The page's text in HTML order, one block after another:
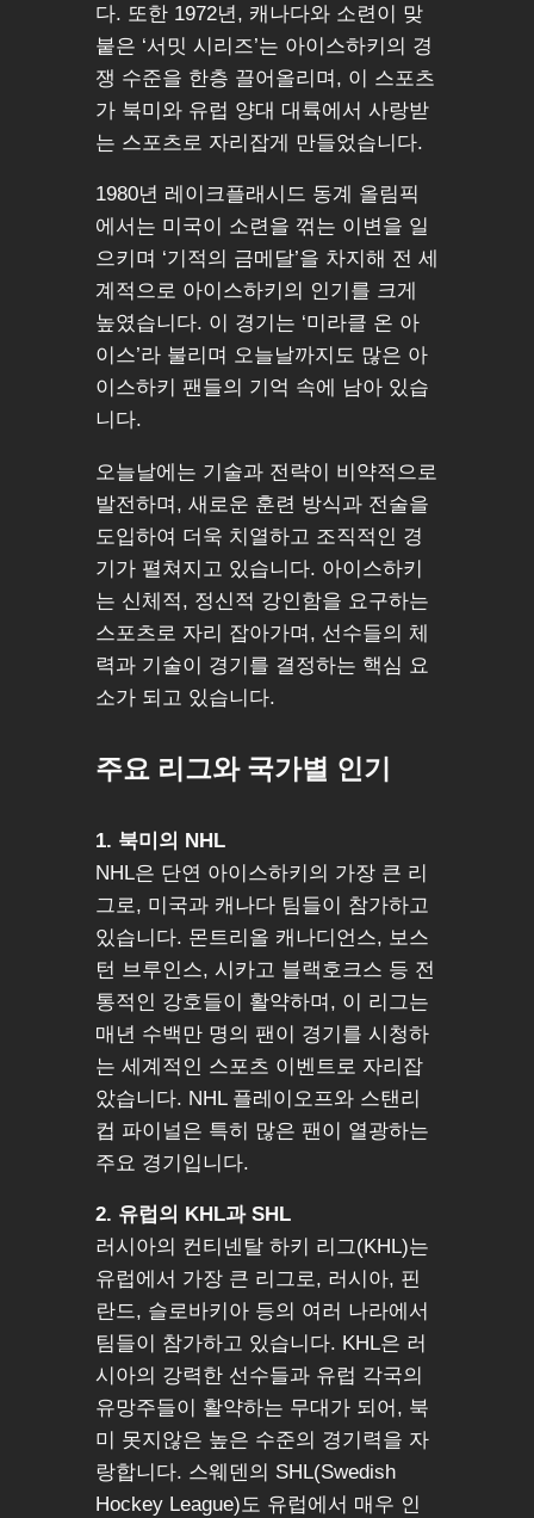
다. 또한 1972년, 캐나다와 소련이 맞
붙은 ‘서밋 시리즈’는 아이스하키의 경
쟁 수준을 한층 끌어올리며, 이 스포츠
가 북미와 유럽 양대 대륙에서 사랑받
는 스포츠로 자리잡게 만들었습니다.
1980년 레이크플래시드 동계 올림픽
에서는 미국이 소련을 꺾는 이변을 일
으키며 ‘기적의 금메달’을 차지해 전 세
계적으로 아이스하키의 인기를 크게
높였습니다. 이 경기는 ‘미라클 온 아
이스’라 불리며 오늘날까지도 많은 아
이스하키 팬들의 기억 속에 남아 있습
니다.
오늘날에는 기술과 전략이 비약적으로
발전하며, 새로운 훈련 방식과 전술을
도입하여 더욱 치열하고 조직적인 경
기가 펼쳐지고 있습니다. 아이스하키
는 신체적, 정신적 강인함을 요구하는
스포츠로 자리 잡아가며, 선수들의 체
력과 기술이 경기를 결정하는 핵심 요
소가 되고 있습니다.
주요 리그와 국가별 인기
1. 북미의 NHL
NHL은 단연 아이스하키의 가장 큰 리
그로, 미국과 캐나다 팀들이 참가하고
있습니다. 몬트리올 캐나디언스, 보스
턴 브루인스, 시카고 블랙호크스 등 전
통적인 강호들이 활약하며, 이 리그는
매년 수백만 명의 팬이 경기를 시청하
는 세계적인 스포츠 이벤트로 자리잡
았습니다. NHL 플레이오프와 스탠리
컵 파이널은 특히 많은 팬이 열광하는
주요 경기입니다.
2. 유럽의 KHL과 SHL
러시아의 컨티넨탈 하키 리그(KHL)는
유럽에서 가장 큰 리그로, 러시아, 핀
란드, 슬로바키아 등의 여러 나라에서
팀들이 참가하고 있습니다. KHL은 러
시아의 강력한 선수들과 유럽 각국의
유망주들이 활약하는 무대가 되어, 북
미 못지않은 높은 수준의 경기력을 자
랑합니다. 스웨덴의 SHL(Swedish
Hockey League)도 유럽에서 매우 인